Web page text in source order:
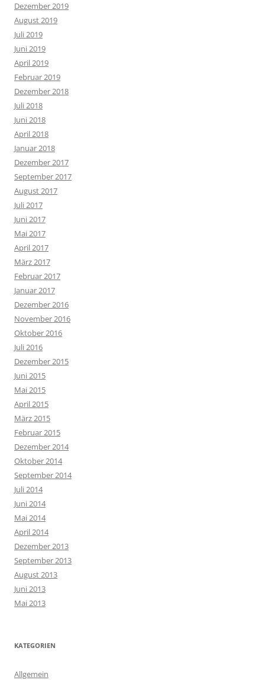
Dezember 2019
August 2019
Juli 2019
Juni 2019
April 2019
Februar 2019
Dezember 2018
Juli 2018
Juni 2018
April 2018
Januar 2018
Dezember 2017
September 2017
August 2017
Juli 2017
Juni 2017
Mai 2017
April 2017
März 2017
Februar 2017
Januar 2017
Dezember 2016
November 2016
Oktober 2016
Juli 2016
Dezember 2015
Juni 2015
Mai 2015
April 2015
März 2015
Februar 2015
Dezember 2014
Oktober 2014
September 2014
Juli 2014
Juni 2014
Mai 2014
April 2014
Dezember 2013
September 2013
August 2013
Juni 2013
Mai 2013
KATEGORIEN
Allgemein